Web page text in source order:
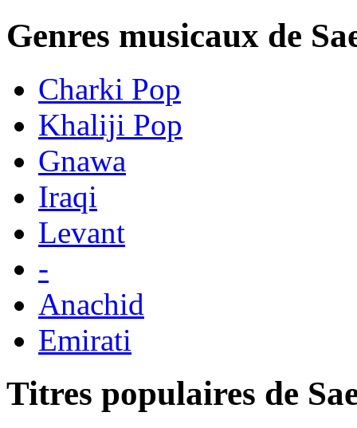
Genres musicaux de
Charki Pop
Khaliji Pop
Gnawa
Iraqi
Levant
-
Anachid
Emirati
Titres populaires de